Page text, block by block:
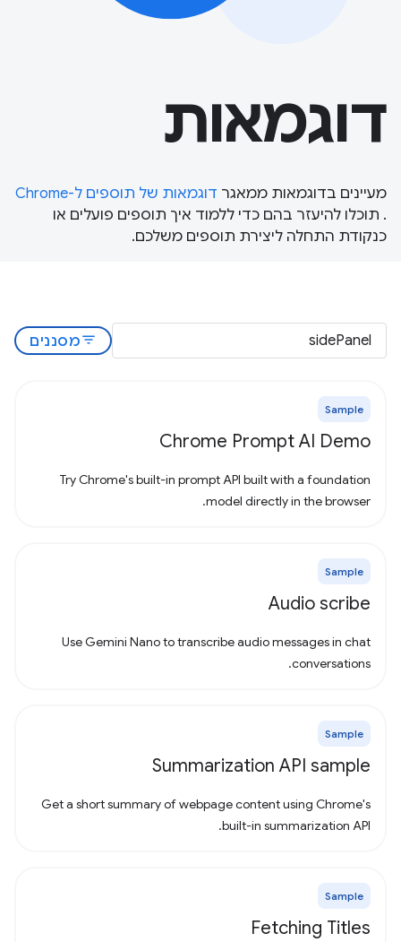
דוגמאות
מעיינים בדוגמאות ממאגר דוגמאות של תוספים ל-Chrome
. תוכלו להיעזר בהם כדי ללמוד איך תוספים פועלים או
כנקודת התחלה ליצירת תוספים משלכם.
filter_listמסננים
Sample
Chrome Prompt AI Demo
Try Chrome's built-in prompt API built with a foundation
model directly in the browser.
Sample
Audio scribe
Use Gemini Nano to transcribe audio messages in chat
conversations.
Sample
Summarization API sample
Get a short summary of webpage content using Chrome's
built-in summarization API.
Sample
Fetching Titles